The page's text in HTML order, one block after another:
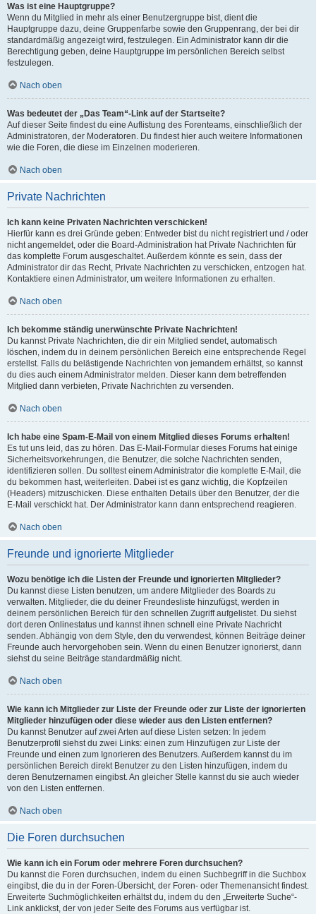
Was ist eine Hauptgruppe?
Wenn du Mitglied in mehr als einer Benutzergruppe bist, dient die
Hauptgruppe dazu, deine Gruppenfarbe sowie den Gruppenrang, der bei dir
standardmäßig angezeigt wird, festzulegen. Ein Administrator kann dir die
Berechtigung geben, deine Hauptgruppe im persönlichen Bereich selbst
festzulegen.
Nach oben
Was bedeutet der „Das Team“-Link auf der Startseite?
Auf dieser Seite findest du eine Auflistung des Forenteams, einschließlich der
Administratoren, der Moderatoren. Du findest hier auch weitere Informationen
wie die Foren, die diese im Einzelnen moderieren.
Nach oben
Private Nachrichten
Ich kann keine Privaten Nachrichten verschicken!
Hierfür kann es drei Gründe geben: Entweder bist du nicht registriert und / oder
nicht angemeldet, oder die Board-Administration hat Private Nachrichten für
das komplette Forum ausgeschaltet. Außerdem könnte es sein, dass der
Administrator dir das Recht, Private Nachrichten zu verschicken, entzogen hat.
Kontaktiere einen Administrator, um weitere Informationen zu erhalten.
Nach oben
Ich bekomme ständig unerwünschte Private Nachrichten!
Du kannst Private Nachrichten, die dir ein Mitglied sendet, automatisch
löschen, indem du in deinem persönlichen Bereich eine entsprechende Regel
erstellst. Falls du belästigende Nachrichten von jemandem erhältst, so kannst
du dies auch einem Administrator melden. Dieser kann dem betreffenden
Mitglied dann verbieten, Private Nachrichten zu versenden.
Nach oben
Ich habe eine Spam-E-Mail von einem Mitglied dieses Forums erhalten!
Es tut uns leid, das zu hören. Das E-Mail-Formular dieses Forums hat einige
Sicherheitsvorkehrungen, die Benutzer, die solche Nachrichten senden,
identifizieren sollen. Du solltest einem Administrator die komplette E-Mail, die
du bekommen hast, weiterleiten. Dabei ist es ganz wichtig, die Kopfzeilen
(Headers) mitzuschicken. Diese enthalten Details über den Benutzer, der die
E-Mail verschickt hat. Der Administrator kann dann entsprechend reagieren.
Nach oben
Freunde und ignorierte Mitglieder
Wozu benötige ich die Listen der Freunde und ignorierten Mitglieder?
Du kannst diese Listen benutzen, um andere Mitglieder des Boards zu
verwalten. Mitglieder, die du deiner Freundesliste hinzufügst, werden in
deinem persönlichen Bereich für den schnellen Zugriff aufgelistet. Du siehst
dort deren Onlinestatus und kannst ihnen schnell eine Private Nachricht
senden. Abhängig von dem Style, den du verwendest, können Beiträge deiner
Freunde auch hervorgehoben sein. Wenn du einen Benutzer ignorierst, dann
siehst du seine Beiträge standardmäßig nicht.
Nach oben
Wie kann ich Mitglieder zur Liste der Freunde oder zur Liste der ignorierten
Mitglieder hinzufügen oder diese wieder aus den Listen entfernen?
Du kannst Benutzer auf zwei Arten auf diese Listen setzen: In jedem
Benutzerprofil siehst du zwei Links: einen zum Hinzufügen zur Liste der
Freunde und einen zum Ignorieren des Benutzers. Außerdem kannst du im
persönlichen Bereich direkt Benutzer zu den Listen hinzufügen, indem du
deren Benutzernamen eingibst. An gleicher Stelle kannst du sie auch wieder
von den Listen entfernen.
Nach oben
Die Foren durchsuchen
Wie kann ich ein Forum oder mehrere Foren durchsuchen?
Du kannst die Foren durchsuchen, indem du einen Suchbegriff in die Suchbox
eingibst, die du in der Foren-Übersicht, der Foren- oder Themenansicht findest.
Erweiterte Suchmöglichkeiten erhältst du, indem du den „Erweiterte Suche“-
Link anklickst, der von jeder Seite des Forums aus verfügbar ist.